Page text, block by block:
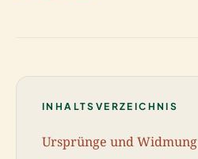
INHALTSVERZEICHNIS
Ursprünge und Widmung